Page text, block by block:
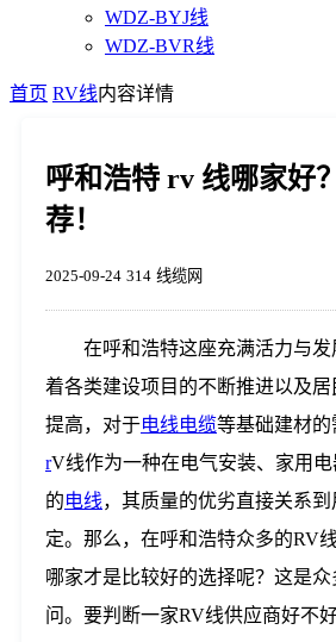
WDZ-BYJ线
WDZ-BVR线
首页 RV线内容详情
呼和浩特 rv 线哪家好
荐！
2025-09-24 314 线缆网
在呼和浩特这座充满活力与
着各类建设项目的不断推进以及
提高，对于电线电缆等基础建材的
rV线作为一种在电气安装、家用
的电线，其质量的优劣直接关系
定。那么，在呼和浩特众多的RV
哪家才是比较好的选择呢？这是
问。要判断一家RV线供应商好不